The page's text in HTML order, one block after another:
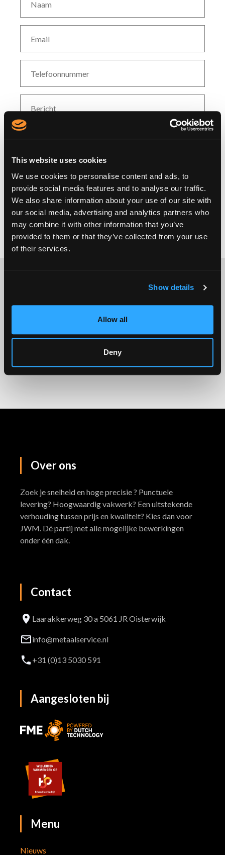
This website uses cookies
We use cookies to personalise content and ads, to
provide social media features and to analyse our traffic.
We also share information about your use of our site with
our social media, advertising and analytics partners who
may combine it with other information that you’ve
provided to them or that they’ve collected from your use
of their services.
Show details
Allow all
Deny
VERZENDEN
Overons
Zoek je snelheid en hoge precisie ? Punctuele
levering? Hoogwaardig vakwerk? Een uitstekende
verhouding tussen prijs en kwaliteit? Kies dan voor
JWM. Dé partij met alle mogelijke bewerkingen
onder één dak.
Contact
Laarakkerweg 30 a 5061 JR Oisterwijk
info@metaalservice.nl
+31 (0)13 5030 591
Aangesloten bij
Menu
Nieuws